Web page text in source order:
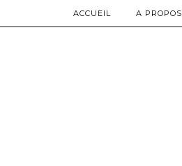
ACCUEIL A PROPOS